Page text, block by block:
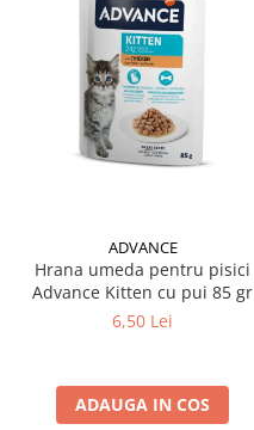
ADVANCE
Hrana umeda pentru pisici
Advance Kitten cu pui 85 gr
6,50 Lei
ADAUGA IN COS